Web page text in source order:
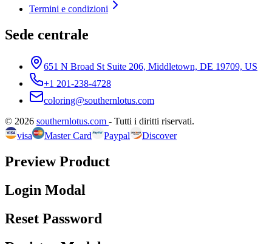
Termini e condizioni
Sede centrale
651 N Broad St Suite 206, Middletown, DE 19709, US
+1 201-238-4728
coloring@southernlotus.com
© 2026 southernlotus.com - Tutti i diritti riservati.
visa
Master Card Paypal Discover
Preview Product
Login Modal
Reset Password